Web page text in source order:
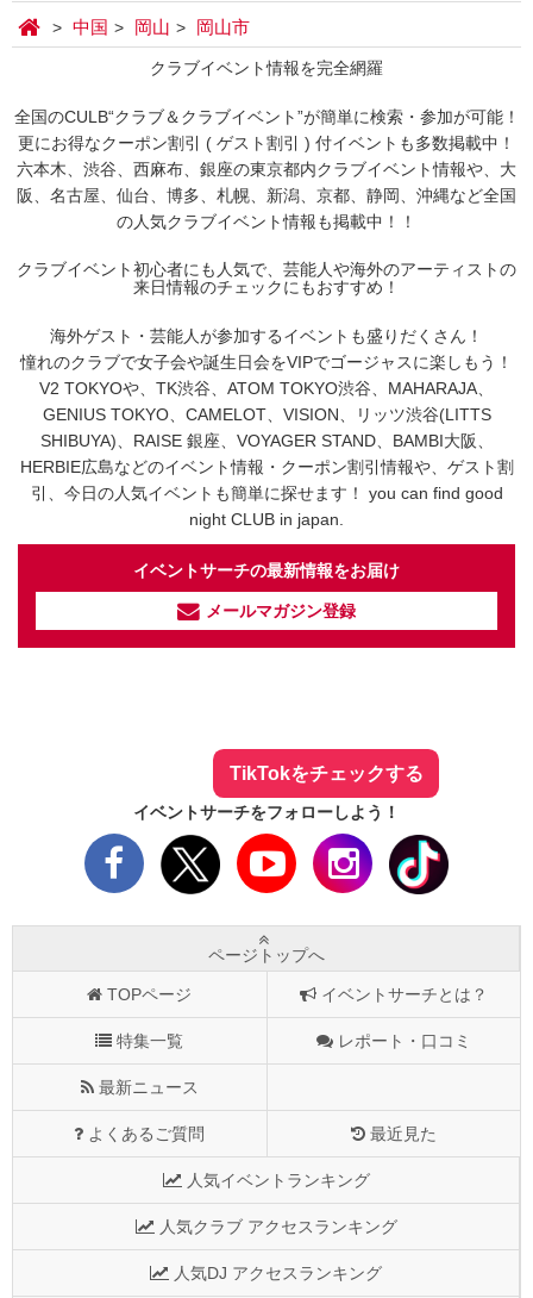
中国 岡山 岡山市
クラブイベント情報を完全網羅
全国のCULB“クラブ＆クラブイベント”が簡単に検索・参加が可能！
更にお得なクーポン割引 ( ゲスト割引 ) 付イベントも多数掲載中！
六本木、渋谷、西麻布、銀座の東京都内クラブイベント情報や、大
阪、名古屋、仙台、博多、札幌、新潟、京都、静岡、沖縄など全国
の人気クラブイベント情報も掲載中！！
クラブイベント初心者にも人気で、芸能人や海外のアーティストの
来日情報のチェックにもおすすめ！
海外ゲスト・芸能人が参加するイベントも盛りだくさん！
憧れのクラブで女子会や誕生日会をVIPでゴージャスに楽しもう！
V2 TOKYOや、TK渋谷、ATOM TOKYO渋谷、MAHARAJA、
GENIUS TOKYO、CAMELOT、VISION、リッツ渋谷(LITTS
SHIBUYA)、RAISE 銀座、VOYAGER STAND、BAMBI大阪、
HERBIE広島などのイベント情報・クーポン割引情報や、ゲスト割
引、今日の人気イベントも簡単に探せます！ you can find good
night CLUB in japan.
イベントサーチの最新情報をお届け
メールマガジン登録
TikTokをチェックする
イベントサーチをフォローしよう！
ページトップへ
TOPページ イベントサーチとは？
特集一覧 レポート・口コミ
最新ニュース
よくあるご質問 最近見た
人気イベントランキング
人気クラブ アクセスランキング
人気DJ アクセスランキング